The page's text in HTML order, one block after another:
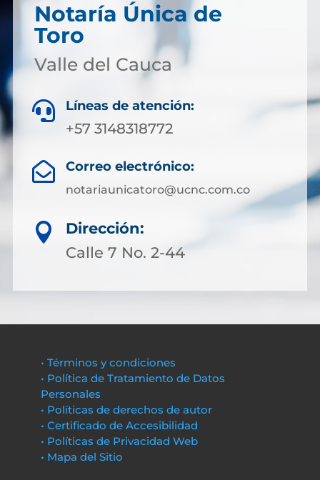
Notaría Única de
Toro
Valle del Cauca
 Líneas de atención:
+57 3148318772
 Correo electrónico:
notariaunicatoro@ucnc.com.co

Dirección:
Calle 7 No. 2-44
• Términos y condiciones
• Política de Tratamiento de Datos
Personales
• Políticas de derechos de autor
• Certificado de Accesibilidad
• Políticas de Privacidad Web
• Mapa del Sitio